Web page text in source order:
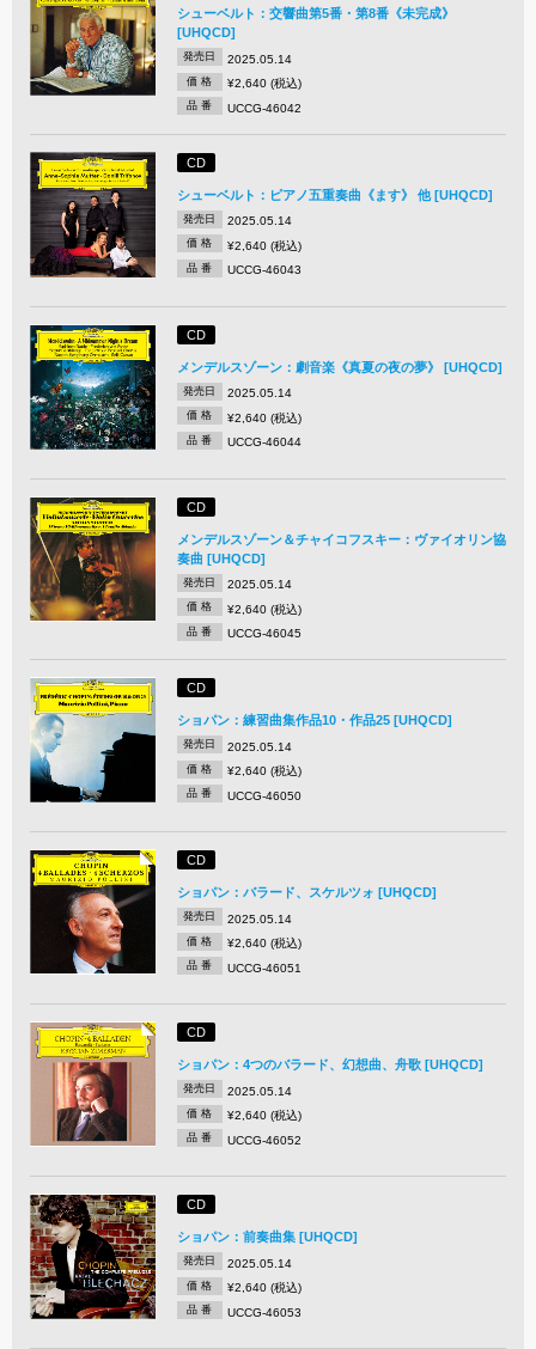
シューベルト：交響曲第5番・第8番《未完成》
[UHQCD]
発売日 2025.05.14
価 格 ¥2,640 (税込)
品 番 UCCG-46042
CD
シューベルト：ピアノ五重奏曲《ます》 他 [UHQCD]
発売日 2025.05.14
価 格 ¥2,640 (税込)
品 番 UCCG-46043
CD
メンデルスゾーン：劇音楽《真夏の夜の夢》 [UHQCD]
発売日 2025.05.14
価 格 ¥2,640 (税込)
品 番 UCCG-46044
CD
メンデルスゾーン＆チャイコフスキー：ヴァイオリン協
奏曲 [UHQCD]
発売日 2025.05.14
価 格 ¥2,640 (税込)
品 番 UCCG-46045
CD
ショパン：練習曲集作品10・作品25 [UHQCD]
発売日 2025.05.14
価 格 ¥2,640 (税込)
品 番 UCCG-46050
CD
ショパン：バラード、スケルツォ [UHQCD]
発売日 2025.05.14
価 格 ¥2,640 (税込)
品 番 UCCG-46051
CD
ショパン：4つのバラード、幻想曲、舟歌 [UHQCD]
発売日 2025.05.14
価 格 ¥2,640 (税込)
品 番 UCCG-46052
CD
ショパン：前奏曲集 [UHQCD]
発売日 2025.05.14
価 格 ¥2,640 (税込)
品 番 UCCG-46053